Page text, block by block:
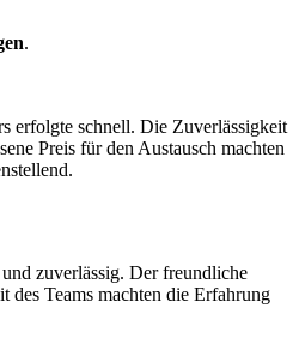
.
erfolgte schnell. Die Zuverlässigkeit
Preis für den Austausch machten
zuverlässig. Der freundliche
des Teams machten die Erfahrung